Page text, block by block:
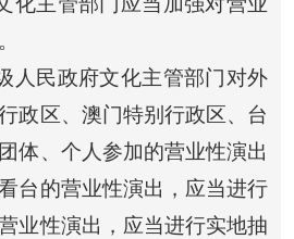
人民政府文化主管部门对外
政区、澳门特别行政区、台
体、个人参加的营业性演出
台的营业性演出，应当进行
业性演出，应当进行实地抽